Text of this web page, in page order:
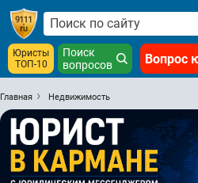
Юристы
ТОП-10
Поиск
вопросов
Вопрос
Главная Недвижимость